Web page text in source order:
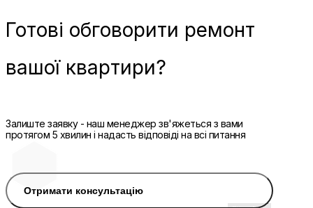
Готові обговорити ремонт
вашої квартири?
Залиште заявку - наш менеджер зв'яжеться з вами
протягом 5 хвилин і надасть відповіді на всі питання
Отримати консультацію